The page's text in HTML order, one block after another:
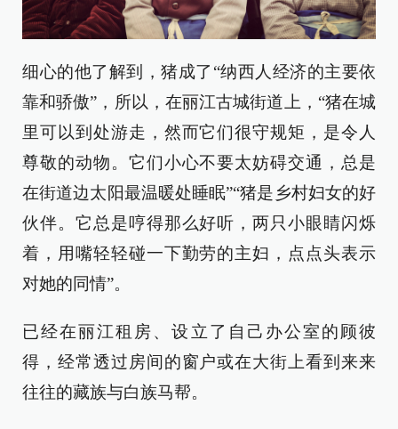
细心的他了解到，猪成了“纳西人经济的主要依
靠和骄傲”，所以，在丽江古城街道上，“猪在城
里可以到处游走，然而它们很守规矩，是令人
尊敬的动物。它们小心不要太妨碍交通，总是
在街道边太阳最温暖处睡眠”“猪是乡村妇女的好
伙伴。它总是哼得那么好听，两只小眼睛闪烁
着，用嘴轻轻碰一下勤劳的主妇，点点头表示
对她的同情”。
已经在丽江租房、设立了自己办公室的顾彼
得，经常透过房间的窗户或在大街上看到来来
往往的藏族与白族马帮。